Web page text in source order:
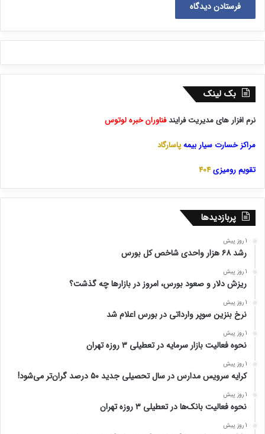
بک لینک
نرم افزار های مدیریت فرایندفناوران خبره لوتوس
مراکز خسارت سیار بیمهپاسارگاد
تقویم رومیزی404
پربازدیدها
1 روز پیش
رشد ۶۸ هزار واحدی شاخص کل بورس
1 روز پیش
ریزش دلار و صعود بورس، امروز در بازارها چه گذشت؟
1 روز پیش
نرخ بنزین سوپر وارداتی در بورس اعلام شد
1 روز پیش
نحوه فعالیت بازار سرمایه در تعطیلی ۳ روزه تهران
1 روز پیش
کرایه سرویس مدارس در سال تحصیلی جدید ۵۰ درصد گران‌تر می‌شود!
1 روز پیش
نحوه فعالیت بانک‌ها در تعطیلی ۳ روزه تهران
1 روز پیش